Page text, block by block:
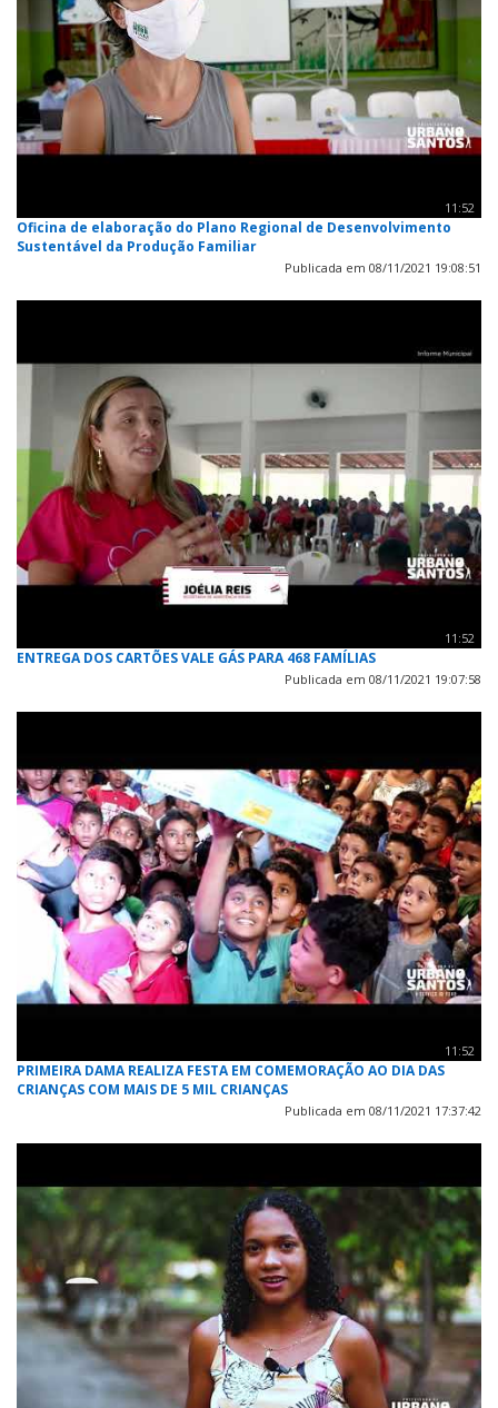
11:52
Oficina de elaboração do Plano Regional de Desenvolvimento
Sustentável da Produção Familiar
Publicada em 08/11/2021 19:08:51
11:52
ENTREGA DOS CARTÕES VALE GÁS PARA 468 FAMÍLIAS
Publicada em 08/11/2021 19:07:58
11:52
PRIMEIRA DAMA REALIZA FESTA EM COMEMORAÇÃO AO DIA DAS
CRIANÇAS COM MAIS DE 5 MIL CRIANÇAS
Publicada em 08/11/2021 17:37:42